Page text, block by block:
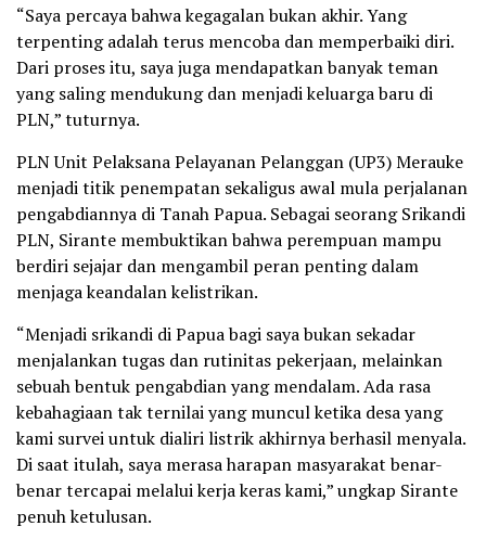
“Saya percaya bahwa kegagalan bukan akhir. Yang
terpenting adalah terus mencoba dan memperbaiki diri.
Dari proses itu, saya juga mendapatkan banyak teman
yang saling mendukung dan menjadi keluarga baru di
PLN,” tuturnya.
PLN Unit Pelaksana Pelayanan Pelanggan (UP3) Merauke
menjadi titik penempatan sekaligus awal mula perjalanan
pengabdiannya di Tanah Papua. Sebagai seorang Srikandi
PLN, Sirante membuktikan bahwa perempuan mampu
berdiri sejajar dan mengambil peran penting dalam
menjaga keandalan kelistrikan.
“Menjadi srikandi di Papua bagi saya bukan sekadar
menjalankan tugas dan rutinitas pekerjaan, melainkan
sebuah bentuk pengabdian yang mendalam. Ada rasa
kebahagiaan tak ternilai yang muncul ketika desa yang
kami survei untuk dialiri listrik akhirnya berhasil menyala.
Di saat itulah, saya merasa harapan masyarakat benar-
benar tercapai melalui kerja keras kami,” ungkap Sirante
penuh ketulusan.